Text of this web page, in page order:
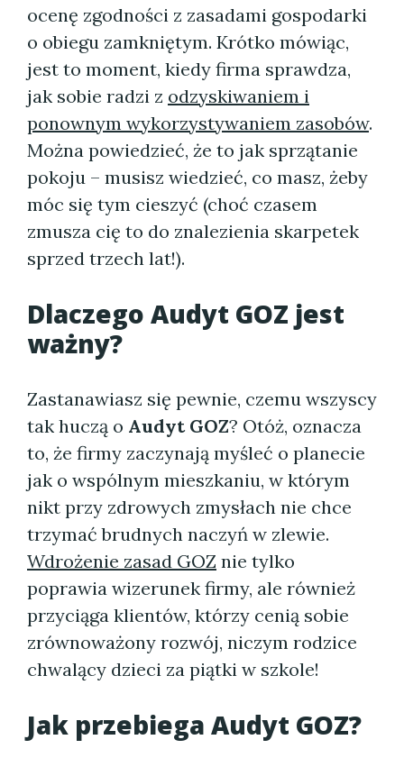
ocenę zgodności z zasadami gospodarki
o obiegu zamkniętym. Krótko mówiąc,
jest to moment, kiedy firma sprawdza,
jak sobie radzi z odzyskiwaniem i
ponownym wykorzystywaniem zasobów.
Można powiedzieć, że to jak sprzątanie
pokoju – musisz wiedzieć, co masz, żeby
móc się tym cieszyć (choć czasem
zmusza cię to do znalezienia skarpetek
sprzed trzech lat!).
Dlaczego Audyt GOZ jest
ważny?
Zastanawiasz się pewnie, czemu wszyscy
tak huczą o Audyt GOZ? Otóż, oznacza
to, że firmy zaczynają myśleć o planecie
jak o wspólnym mieszkaniu, w którym
nikt przy zdrowych zmysłach nie chce
trzymać brudnych naczyń w zlewie.
Wdrożenie zasad GOZ nie tylko
poprawia wizerunek firmy, ale również
przyciąga klientów, którzy cenią sobie
zrównoważony rozwój, niczym rodzice
chwalący dzieci za piątki w szkole!
Jak przebiega Audyt GOZ?